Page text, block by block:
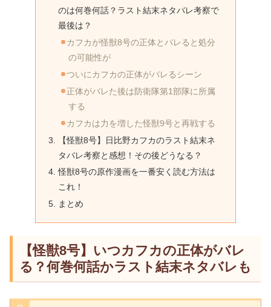
のは何巻何話？ラスト結末ネタバレ考察で
最後は？
カフカが怪獣8号の正体とバレると処分
の可能性が
ついにカフカの正体がバレるシーン
正体がバレた後は防衛隊第1部隊に所属
する
カフカは力を増した怪獣9号と再戦する
【怪獣8号】日比野カフカのラスト結末ネ
タバレ考察と感想！その後どうなる？
怪獣8号の原作漫画を一番安く読む方法は
これ！
まとめ
【怪獣8号】いつカフカの正体がバレ
る？何巻何話かラスト結末ネタバレも